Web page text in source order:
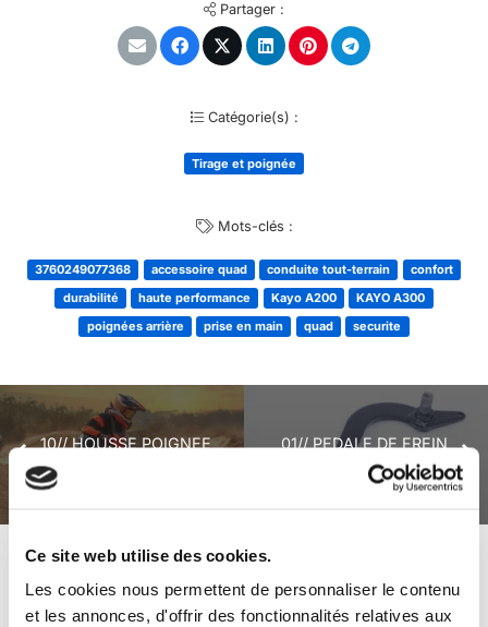
Ce site web utilise des cookies.
Les cookies nous permettent de personnaliser le contenu
et les annonces, d'offrir des fonctionnalités relatives aux
Partager :
Catégorie(s) :
Tirage et poignée
Mots-clés :
3760249077368 accessoire quad conduite tout-terrain
confort
durabilité
haute performance Kayo A200
KAYO A300
poignées arrière
prise en main quad securite
10// HOUSSE POIGNEE
ARRIERE KAYO
01// PEDALE DE FREIN
KAYO
+ de produits